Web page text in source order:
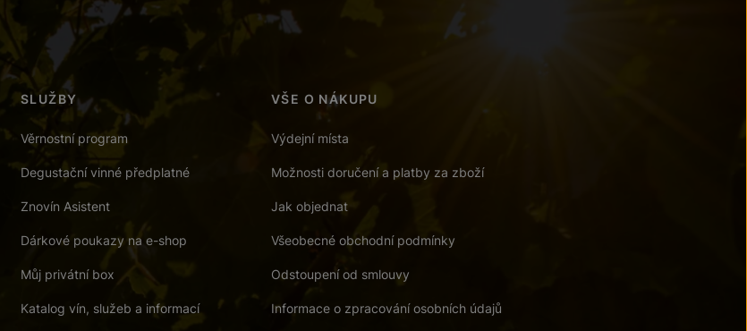
SLUŽBY
Věrnostní program
Degustační vinné předplatné
Znovín Asistent
Dárkové poukazy na e-shop
Můj privátní box
Katalog vín, služeb a informací
VŠE O NÁKUPU
Výdejní místa
Možnosti doručení a platby za zboží
Jak objednat
Všeobecné obchodní podmínky
Odstoupení od smlouvy
Informace o zpracování osobních údajů